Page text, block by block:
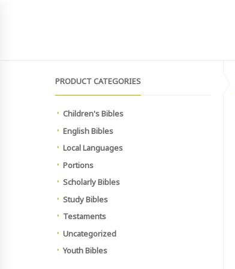
PRODUCT CATEGORIES
Children's Bibles
English Bibles
Local Languages
Portions
Scholarly Bibles
Study Bibles
Testaments
Uncategorized
Youth Bibles